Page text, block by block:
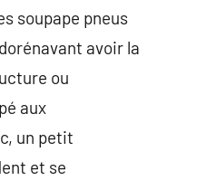
soupape pneus
avoir la
ou
aux
un petit
et se